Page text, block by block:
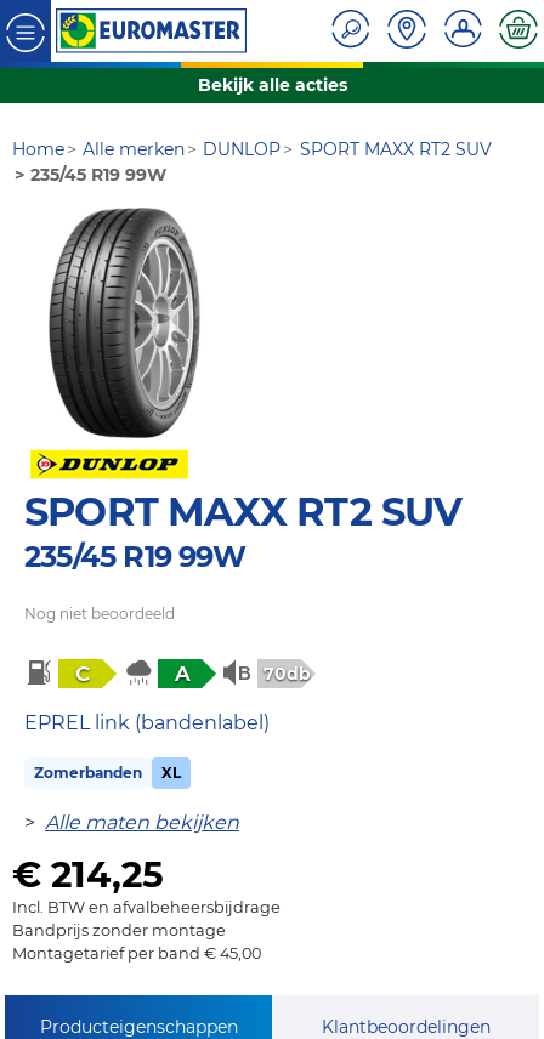
Bekijk alle acties
Home Alle merken DUNLOP
SPORT MAXX RT2 SUV
235/45 R19 99W
SPORT MAXX RT2 SUV
235/45 R19 99W
Nog niet beoordeeld
C A 70db
EPREL link (bandenlabel)
Zomerbanden XL
> Alle maten bekijken
€ 214,25
Incl. BTW en afvalbeheersbijdrage
Bandprijs zonder montage
Montagetarief per band € 45,00
Producteigenschappen Klantbeoordelingen